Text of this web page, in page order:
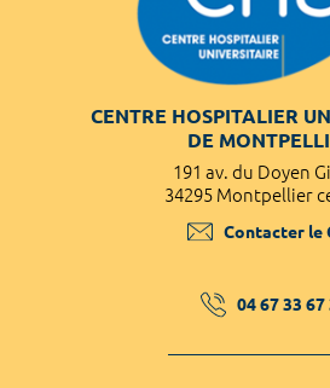
CENTRE HOSPITALIER
DE
191 av. du Doyen
34295 Montpellier
Contacter le
04 67 33 67